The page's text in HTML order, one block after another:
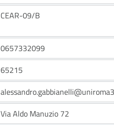
CEAR-09/B
0657332099
65215
Via Aldo Manuzio 72